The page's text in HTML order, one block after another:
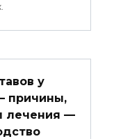
у
причины,
лечения —